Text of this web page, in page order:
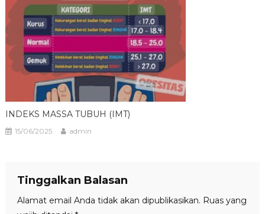
INDEKS MASSA TUBUH (IMT)
15/06/2025 admin
Tinggalkan Balasan
Alamat email Anda tidak akan dipublikasikan. Ruas yang